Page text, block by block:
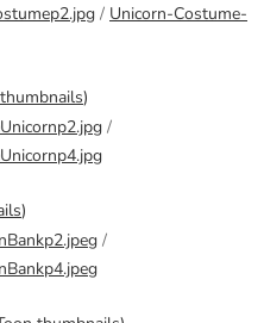
/ Unicorn-Costume-
)
/
)
/